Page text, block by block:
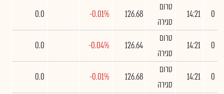
0
14:21
טרום
סגירה
126.68
-0.01%
0.0
0
14:21
טרום
סגירה
126.64
-0.04%
0.0
0
14:21
טרום
סגירה
126.68
-0.01%
0.0